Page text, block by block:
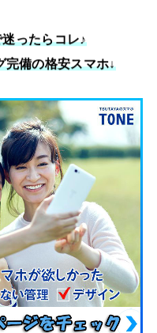
ったらコレ♪
完備の格安スマホ↓